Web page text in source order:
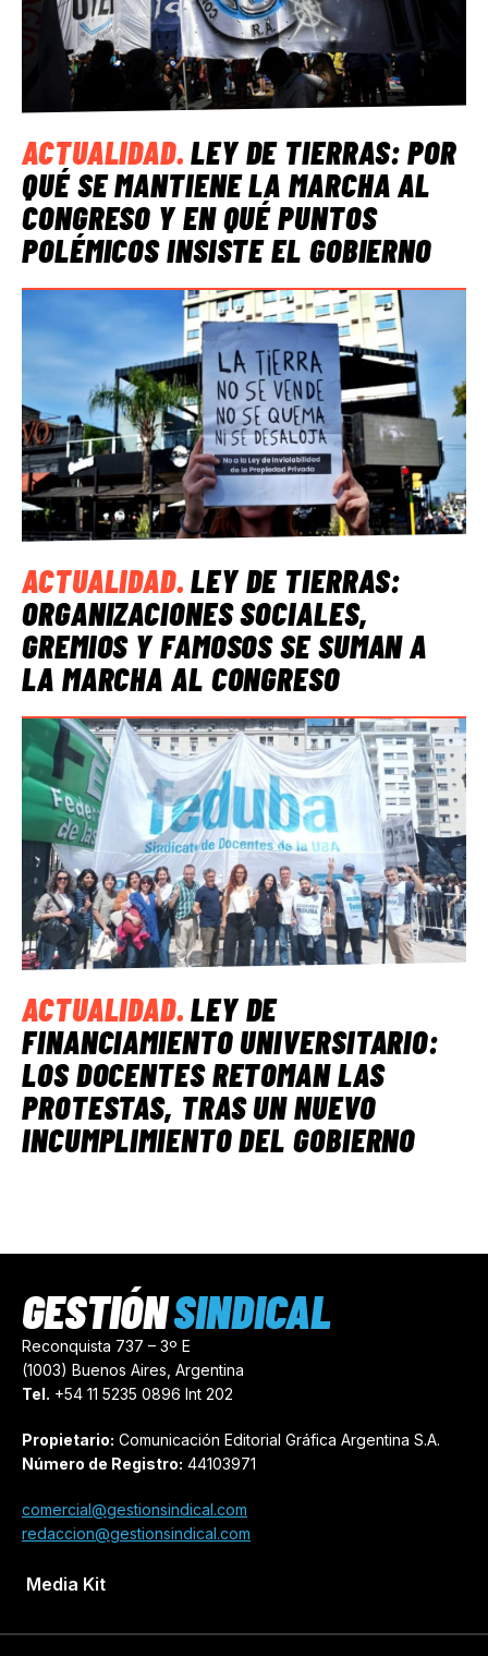
ACTUALIDAD.LEY DE TIERRAS: POR
QUÉ SE MANTIENE LA MARCHA AL
CONGRESO Y EN QUÉ PUNTOS
POLÉMICOS INSISTE EL GOBIERNO
ACTUALIDAD.LEY DE TIERRAS:
ORGANIZACIONES SOCIALES,
GREMIOS Y FAMOSOS SE SUMAN A
LA MARCHA AL CONGRESO
ACTUALIDAD.LEY DE
FINANCIAMIENTO UNIVERSITARIO:
LOS DOCENTES RETOMAN LAS
PROTESTAS, TRAS UN NUEVO
INCUMPLIMIENTO DEL GOBIERNO
Reconquista 737 – 3º E
(1003) Buenos Aires, Argentina
Tel. +54 11 5235 0896 Int 202
Propietario: Comunicación Editorial Gráfica Argentina S.A.
Número de Registro: 44103971
comercial@gestionsindical.com
redaccion@gestionsindical.com
Media Kit
GESTIÓNSINDICAL